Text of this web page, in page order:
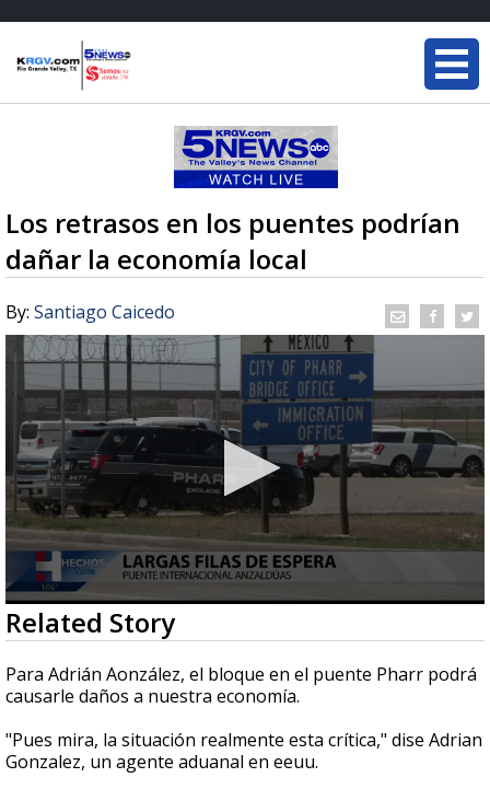
Los retrasos en los puentes podrían
dañar la economía local
By: Santiago Caicedo
0
seconds
of
1
minute,
36
Related Story
Para Adrián Aonzález, el bloque en el puente Pharr podrá
causarle daños a nuestra economía.
"Pues mira, la situación realmente esta crítica," dise Adrian
Gonzalez, un agente aduanal en eeuu.